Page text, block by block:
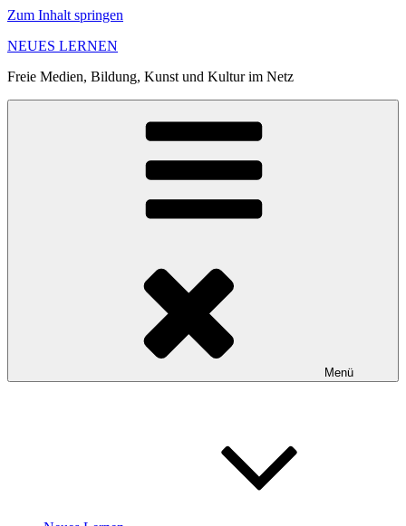
Zum Inhalt springen
NEUES LERNEN
Freie Medien, Bildung, Kunst und Kultur im Netz
Menü